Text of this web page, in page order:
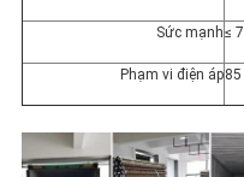
Sức mạnh≤
Phạm vi điện áp